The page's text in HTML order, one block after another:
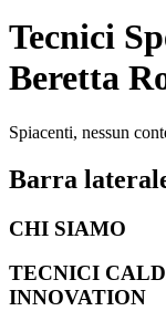
Tecnici
Beretta
Spiacenti, nessun
Barra
CHI SIAMO
TECNICI
INNOVATION